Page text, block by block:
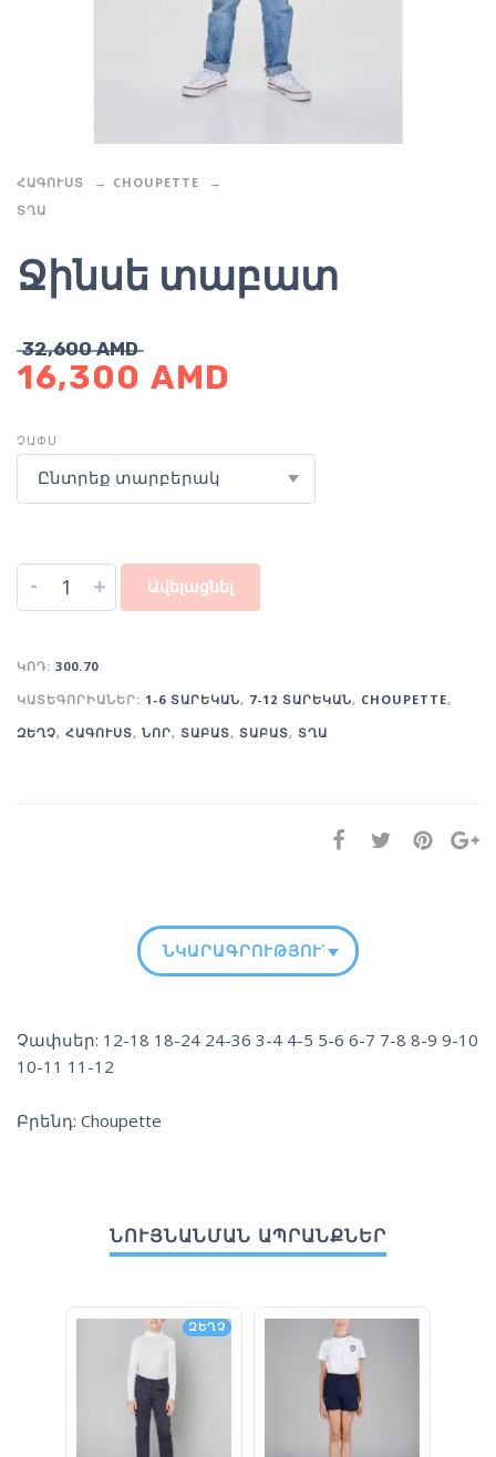
ՀԱԳՈՒՍՏ
CHOUPETTE
ՏՂԱ
Ջինսե տաբատ
32,600AMD
16,300 AMD
ՉԱՓՍ
Ընտրեք տարբերակ
- + Ավելացնել
ԿՈԴ: 300.70
ԿԱՏԵԳՈՐԻԱՆԵՐ: 1-6 ՏԱՐԵԿԱՆ, 7-12 ՏԱՐԵԿԱՆ, CHOUPETTE,
ԶԵՂՉ, ՀԱԳՈՒՍՏ, ՆՈՐ, ՏԱԲԱՏ, ՏԱԲԱՏ, ՏՂԱ
ՆԿԱՐԱԳՐՈՒԹՅՈՒՆ
Չափսեր: 12-18 18-24 24-36 3-4 4-5 5-6 6-7 7-8 8-9 9-10
10-11 11-12
Բրենդ: Choupette
ՆՈՒՅՆԱՆՄԱՆ ԱՊՐԱՆՔՆԵՐ
ԶԵՂՉ